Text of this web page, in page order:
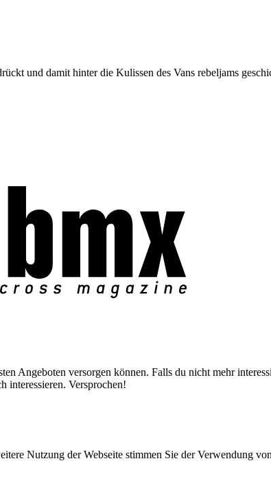
und damit hinter die Kulissen des Vans rebeljams
Angeboten versorgen können. Falls du nicht mehr
interessieren. Versprochen!
Nutzung der Webseite stimmen Sie der Verwendung